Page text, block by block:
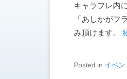
キャラフレ内
「あしかがフ
み頂けます。
Posted in イベン